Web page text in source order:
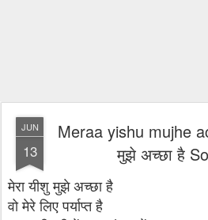
JUN
13
Meraa yishu mujhe
मुझे अच्छा है
मेरा यीशु मुझे अच्छा है
वो मेरे लिए पर्याप्त है